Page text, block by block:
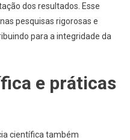
dos resultados. Esse
pesquisas rigorosas e
para a integridade da
e práticas
científica também